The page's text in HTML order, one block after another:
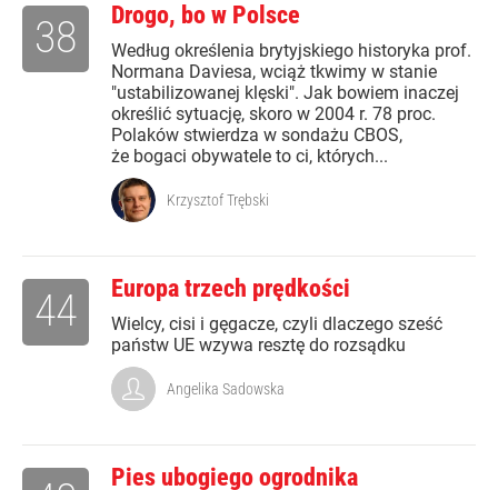
Drogo, bo w Polsce
Według określenia brytyjskiego historyka prof.
Normana Daviesa, wciąż tkwimy w stanie
"ustabilizowanej klęski". Jak bowiem inaczej
określić sytuację, skoro w 2004 r. 78 proc.
Polaków stwierdza w sondażu CBOS,
że bogaci obywatele to ci, których...
38
Krzysztof Trębski
Europa trzech prędkości
Wielcy, cisi i gęgacze, czyli dlaczego sześć
państw UE wzywa resztę do rozsądku
44
Angelika Sadowska
Pies ubogiego ogrodnika